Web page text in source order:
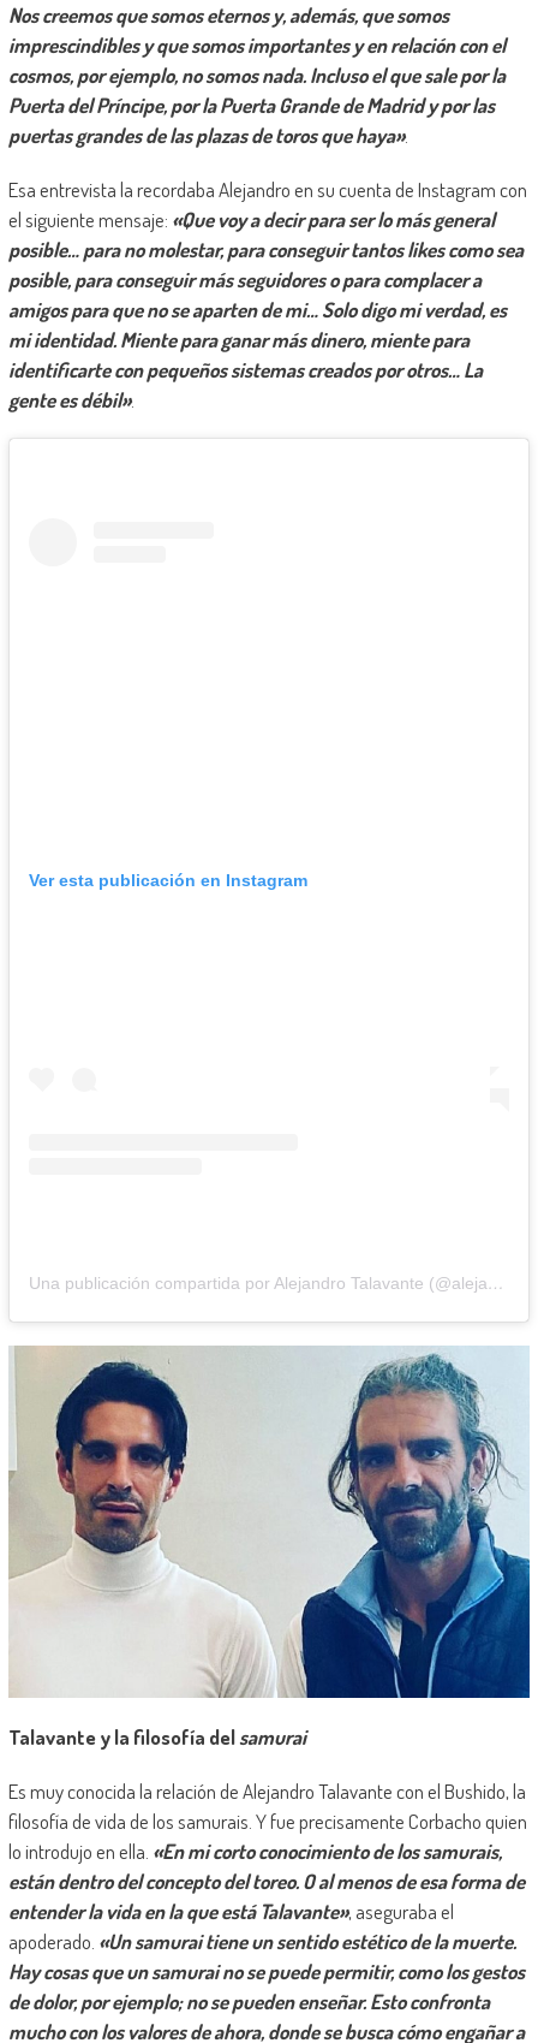
Nos creemos que somos eternos y, además, que somos
imprescindibles y que somos importantes y en relación con el
cosmos, por ejemplo, no somos nada. Incluso el que sale por la
Puerta del Príncipe, por la Puerta Grande de Madrid y por las
puertas grandes de las plazas de toros que haya».
Esa entrevista la recordaba Alejandro en su cuenta de Instagram con
el siguiente mensaje: «Que voy a decir para ser lo más general
posible… para no molestar, para conseguir tantos likes como sea
posible, para conseguir más seguidores o para complacer a
amigos para que no se aparten de mi… Solo digo mi verdad, es
mi identidad. Miente para ganar más dinero, miente para
identificarte con pequeños sistemas creados por otros… La
gente es débil».
Ver esta publicación en Instagram
Una publicación compartida por Alejandro Talavante (@alejandro_talavante)
Talavante y la filosofía delsamurai
Es muy conocida la relación de Alejandro Talavante con el Bushido, la
filosofía de vida de los samurais. Y fue precisamente Corbacho quien
lo introdujo en ella. «En mi corto conocimiento de los samurais,
están dentro del concepto del toreo. O al menos de esa forma de
entender la vida en la que está Talavante», aseguraba el
apoderado. «Un samurai tiene un sentido estético de la muerte.
Hay cosas que un samurai no se puede permitir, como los gestos
de dolor, por ejemplo; no se pueden enseñar. Esto confronta
mucho con los valores de ahora, donde se busca cómo engañar a